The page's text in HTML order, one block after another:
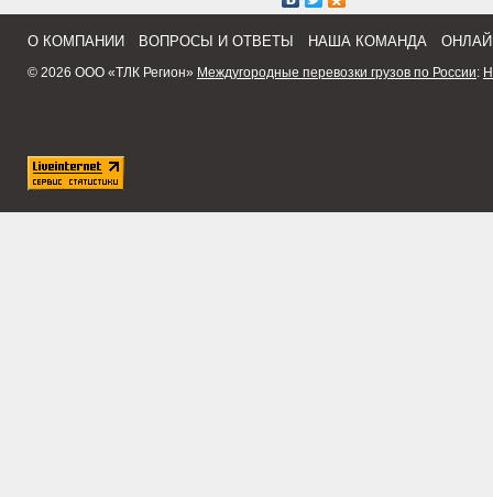
О КОМПАНИИ ВОПРОСЫ И ОТВЕТЫ НАША КОМАНДА
© 2026 ООО «ТЛК Регион» Междугородные перевозки грузов по России: